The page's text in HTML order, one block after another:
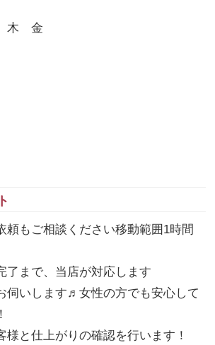
木 金
頼もご相談ください移動範囲1時間
了まで、当店が対応します
伺いします♬女性の方でも安心して
様と仕上がりの確認を行います！